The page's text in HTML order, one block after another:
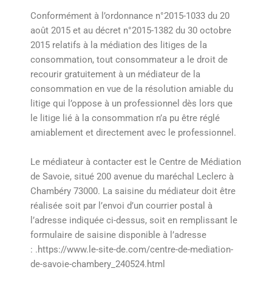
Conformément à l’ordonnance n°2015-1033 du 20
août 2015 et au décret n°2015-1382 du 30 octobre
2015 relatifs à la médiation des litiges de la
consommation, tout consommateur a le droit de
recourir gratuitement à un médiateur de la
consommation en vue de la résolution amiable du
litige qui l’oppose à un professionnel dès lors que
le litige lié à la consommation n’a pu être réglé
amiablement et directement avec le professionnel.
Le médiateur à contacter est le Centre de Médiation
de Savoie, situé 200 avenue du maréchal Leclerc à
Chambéry 73000. La saisine du médiateur doit être
réalisée soit par l’envoi d’un courrier postal à
l’adresse indiquée ci-dessus, soit en remplissant le
formulaire de saisine disponible à l’adresse
: .https://www.le-site-de.com/centre-de-mediation-
de-savoie-chambery_240524.html